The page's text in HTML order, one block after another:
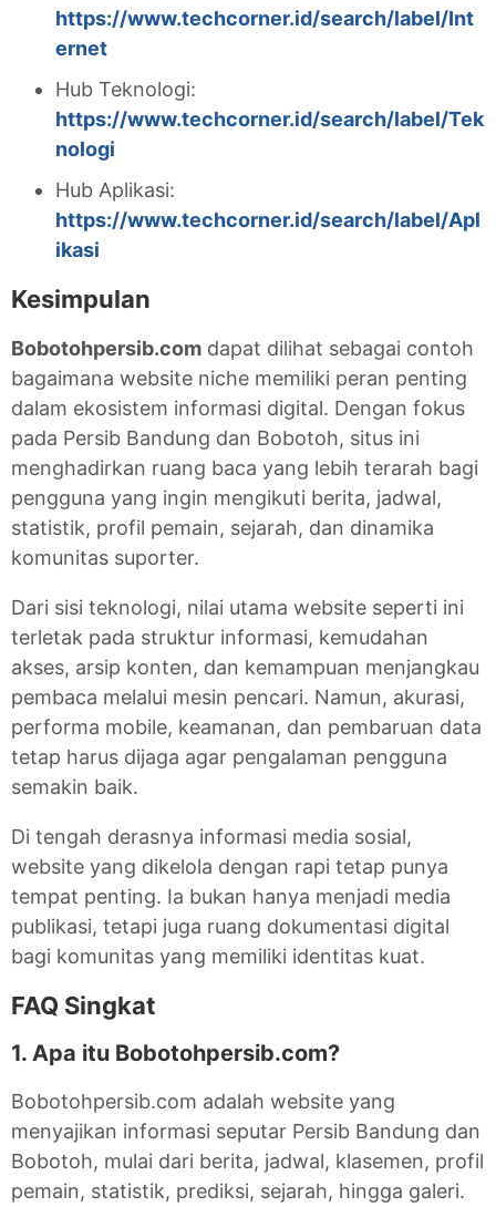
https://www.techcorner.id/search/label/Int
ernet
Hub Teknologi:
https://www.techcorner.id/search/label/Tek
nologi
Hub Aplikasi:
https://www.techcorner.id/search/label/Apl
ikasi
Kesimpulan
Bobotohpersib.com dapat dilihat sebagai contoh
bagaimana website niche memiliki peran penting
dalam ekosistem informasi digital. Dengan fokus
pada Persib Bandung dan Bobotoh, situs ini
menghadirkan ruang baca yang lebih terarah bagi
pengguna yang ingin mengikuti berita, jadwal,
statistik, profil pemain, sejarah, dan dinamika
komunitas suporter.
Dari sisi teknologi, nilai utama website seperti ini
terletak pada struktur informasi, kemudahan
akses, arsip konten, dan kemampuan menjangkau
pembaca melalui mesin pencari. Namun, akurasi,
performa mobile, keamanan, dan pembaruan data
tetap harus dijaga agar pengalaman pengguna
semakin baik.
Di tengah derasnya informasi media sosial,
website yang dikelola dengan rapi tetap punya
tempat penting. Ia bukan hanya menjadi media
publikasi, tetapi juga ruang dokumentasi digital
bagi komunitas yang memiliki identitas kuat.
FAQ Singkat
1. Apa itu Bobotohpersib.com?
Bobotohpersib.com adalah website yang
menyajikan informasi seputar Persib Bandung dan
Bobotoh, mulai dari berita, jadwal, klasemen, profil
pemain, statistik, prediksi, sejarah, hingga galeri.